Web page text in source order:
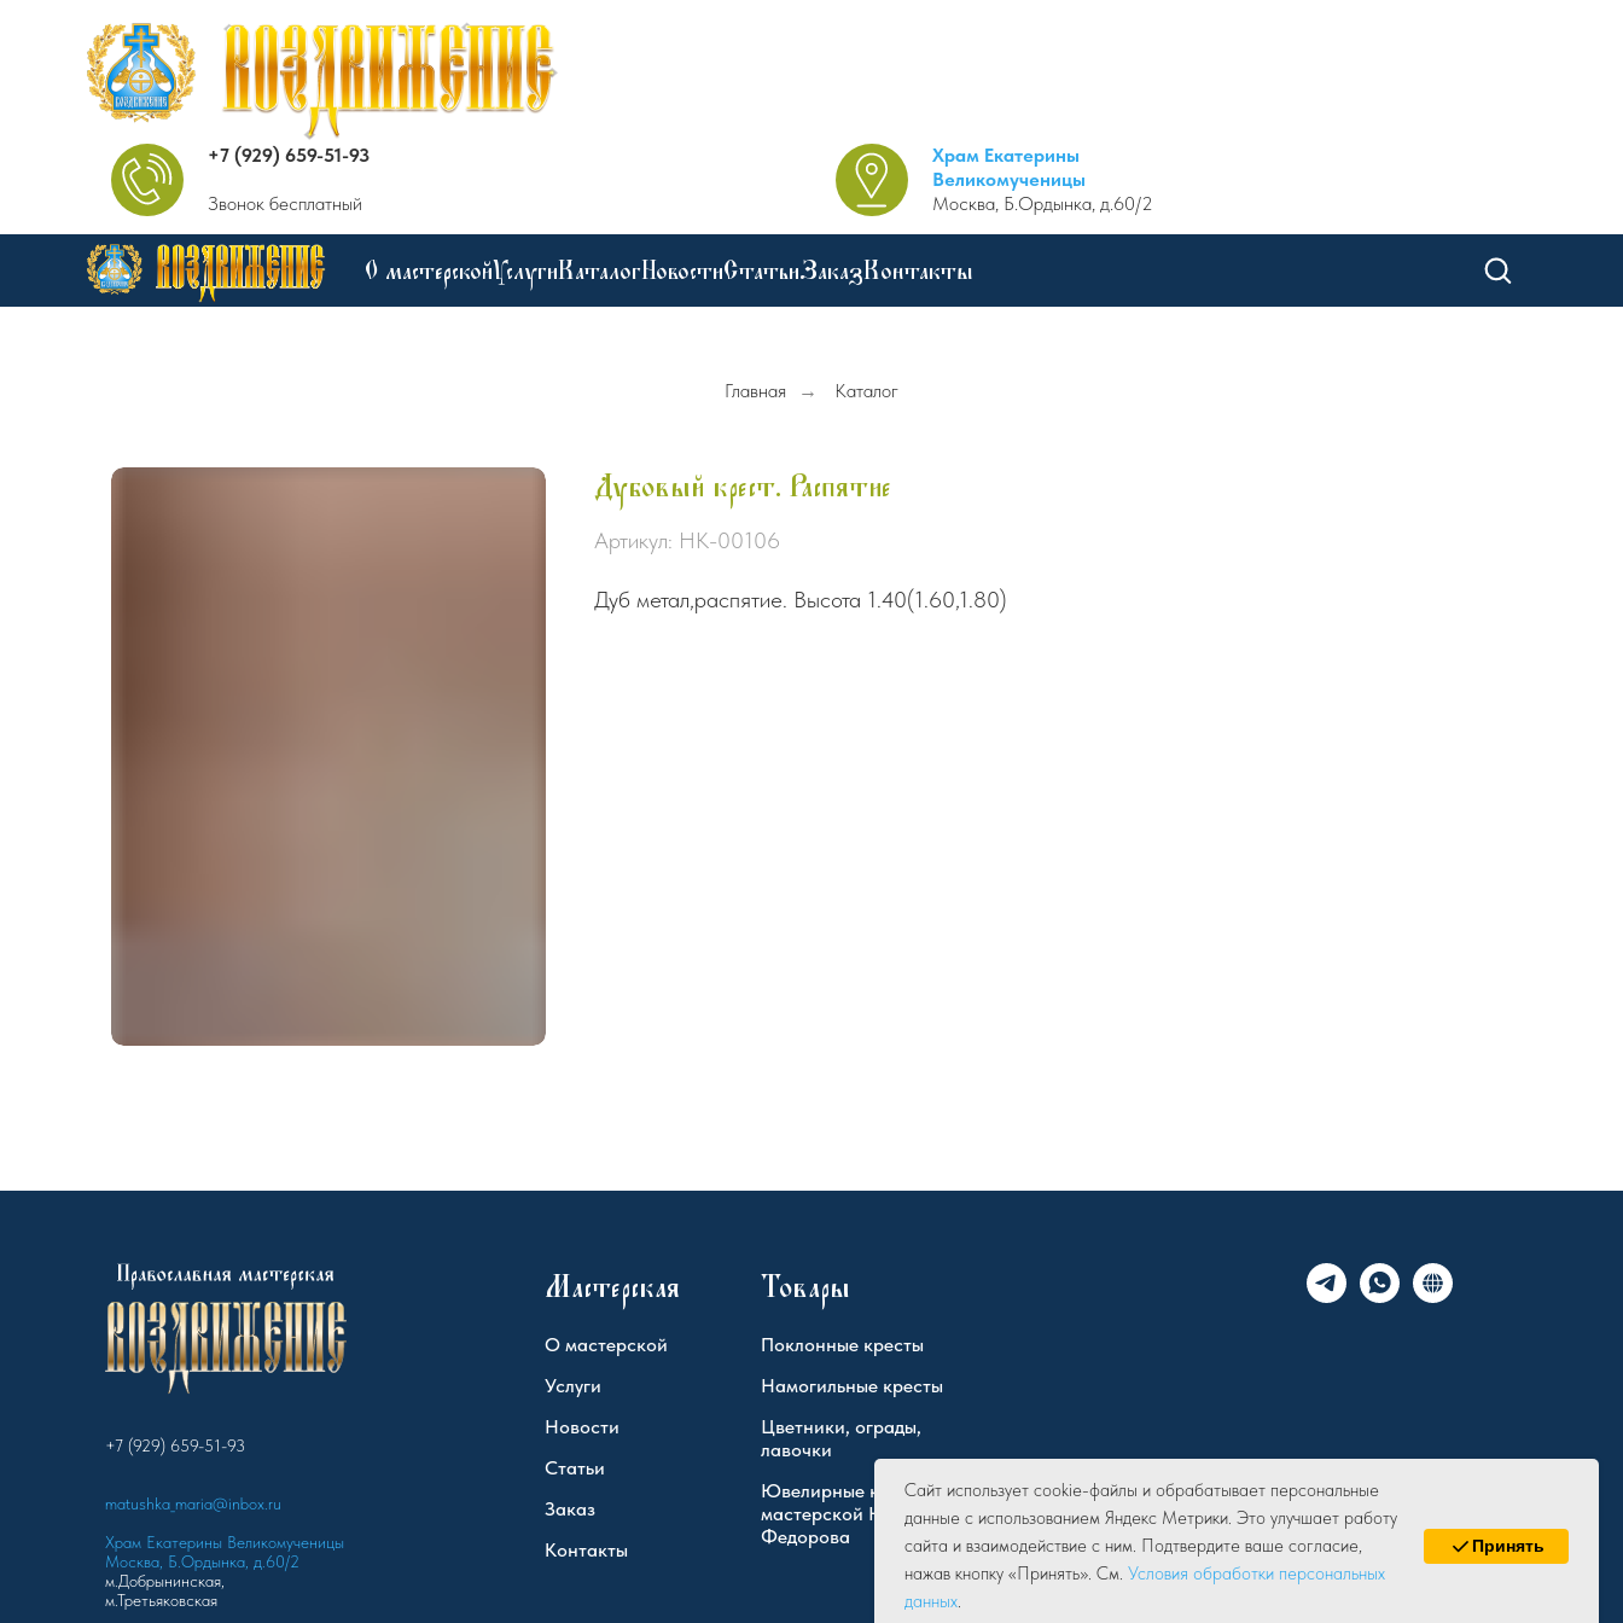
+7 (929) 659-51-93
Звонок бесплатный
Храм Екатерины
Великомученицы
Москва, Б.Ордынка, д.60/2
О мастерскойУслугиКаталогНовостиСтатьиЗаказКонтакты
Главная → Каталог
Дубовый крест. Распятие
Артикул: НК-00106
Дуб метал,распятие. Высота 1.40(1.60,1.80)
Сайт использует cookie-файлы и обрабатывает персональные
данные с использованием Яндекс Метрики. Это улучшает работу
сайта и взаимодействие с ним. Подтвердите ваше согласие,
нажав кнопку «Принять». См. Условия обработки персональных
данных.
Принять
+7 (929) 659-51-93
matushka_maria@inbox.ru
Храм Екатерины Великомученицы
Москва, Б.Ордынка, д.60/2
м.Добрынинская,
м.Третьяковская
Мастерская
О мастерской
Услуги
Новости
Статьи
Заказ
Контакты
Товары
Поклонные кресты
Намогильные кресты
Цветники, ограды,
лавочки
Ювелирные кресты
мастерской Юрия
Федорова